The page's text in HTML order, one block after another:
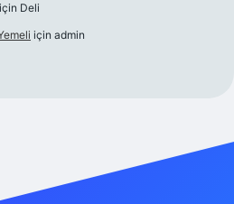
için Deli
için admin